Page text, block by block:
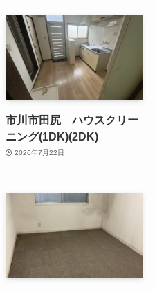
市川市田尻 ハウスクリー
ニング(1DK)(2DK)
2026年7月22日